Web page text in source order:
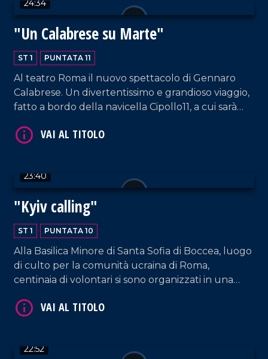
24:34
"Un Calabrese su Marte"
ST 1 PUNTATA 11
Al teatro Roma il nuovo spettacolo di Gennaro
Calabrese. Un divertentissimo e grandioso viaggio,
fatto a bordo della navicella Cipollo11, a cui sarà
razza umana.
23:40
"Kyiv calling"
ST 1 PUNTATA 10
Alla Basilica Minore di Santa Sofia di Boccea, luogo
di culto per la comunità ucraina di Roma,
centinaia di volontari si sono organizzati in una
interessati dal conflitto con donazioni di beni di
22:52
VAI AL TITOLO
VAI AL TITOLO